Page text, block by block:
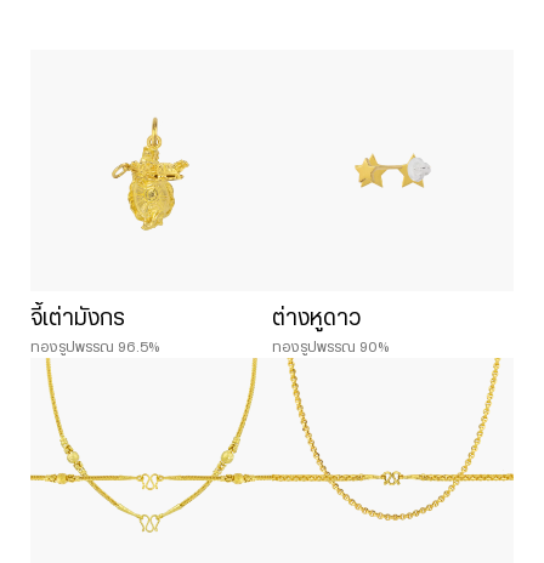
จี้เต่ามังกร
ทองรูปพรรณ 96.5%
ต่างหูดาว
ทองรูปพรรณ 90%